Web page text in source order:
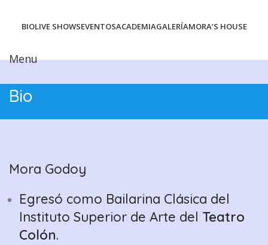
BIOLIVE SHOWSEVENTOSACADEMIAGALERÍAMORA’S HOUSE
Menu
Bio
Mora Godoy
Egresó como Bailarina Clásica del
Instituto Superior de Arte del Teatro
Colón.